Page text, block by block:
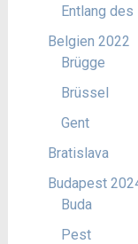
Entlang des
Belgien 2022
Brügge
Brüssel
Gent
Bratislava
Budapest
Buda
Pest